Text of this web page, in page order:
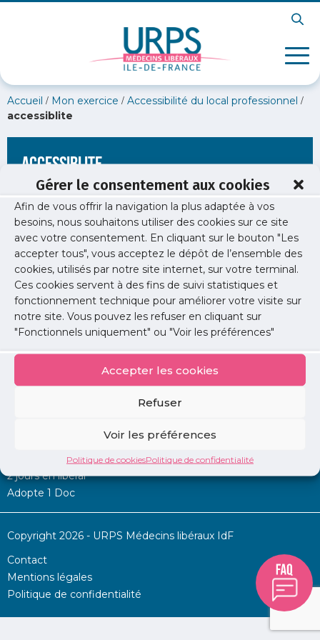
Gérer le consentement aux cookies
Afin de vous offrir la navigation la plus adaptée à vos
besoins, nous souhaitons utiliser des cookies sur ce site
avec votre consentement. En cliquant sur le bouton "Les
accepter tous", vous acceptez le dépôt de l’ensemble des
cookies, utilisés par notre site internet, sur votre terminal.
Ces cookies servent à des fins de suivi statistiques et
fonctionnement technique pour améliorer votre visite sur
notre site. Vous pouvez les refuser en cliquant sur
"Fonctionnels uniquement" ou "Voir les préférences"
Accepter les cookies
Refuser
Voir les préférences
Politique de cookiesPolitique de confidentialité
Accueil / Mon exercice / Accessibilité du local professionnel /
accessiblite
accessiblite
Permanence d’aide à l’installation
2 jours en libéral
Adopte 1 Doc
Copyright 2026 - URPS Médecins libéraux IdF
Contact
Mentions légales
Politique de confidentialité